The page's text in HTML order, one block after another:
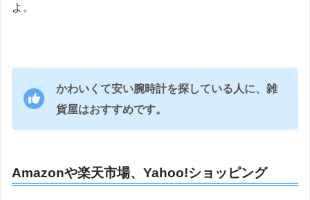
よ。
かわいくて安い腕時計を探している人に、雑
貨屋はおすすめです。
Amazonや楽天市場、Yahoo!ショッピング